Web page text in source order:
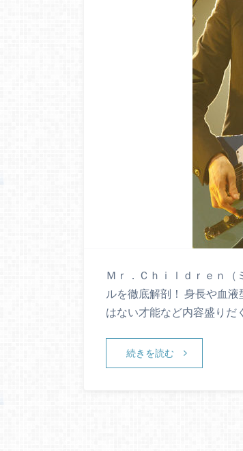
Ｍｒ．Ｃｈｉｌｄｒｅｎ（
ルを徹底解剖！ 身長や血
はない才能など内容盛りだ
続きを読む